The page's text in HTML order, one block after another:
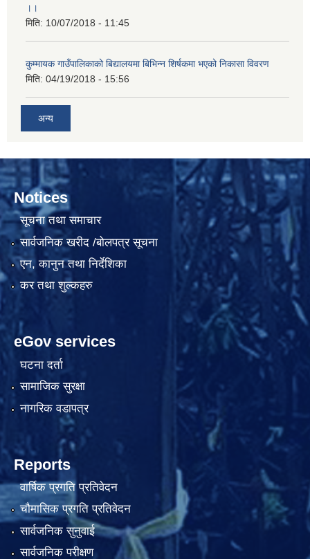
।।
मिति: 10/07/2018 - 11:45
कुम्मायक गाउँपालिकाको बिद्यालयमा बिभिन्न शिर्षकमा भएको निकासा विवरण
मिति: 04/19/2018 - 15:56
अन्य
Notices
सूचना तथा समाचार
सार्वजनिक खरीद /बोलपत्र सूचना
एन, कानुन तथा निर्देशिका
कर तथा शुल्कहरु
eGov services
घटना दर्ता
सामाजिक सुरक्षा
नागरिक वडापत्र
Reports
वार्षिक प्रगति प्रतिवेदन
चौमासिक प्रगति प्रतिवेदन
सार्वजनिक सुनुवाई
सार्वजनिक परीक्षण